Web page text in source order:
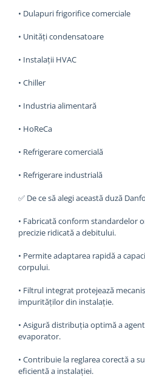
• Dulapuri frigorifice comerciale
• Unități condensatoare
• Instalații HVAC
• Chiller
• Industria alimentară
• HoReCa
• Refrigerare comercială
• Refrigerare industrială
✅ De ce să alegi această duză
• Fabricată conform standardelor
precizie ridicată a debitului.
• Permite adaptarea rapidă a
corpului.
• Filtrul integrat protejează
impurităților din instalație.
• Asigură distribuția optimă a
evaporator.
• Contribuie la reglarea corectă a
eficientă a instalației.